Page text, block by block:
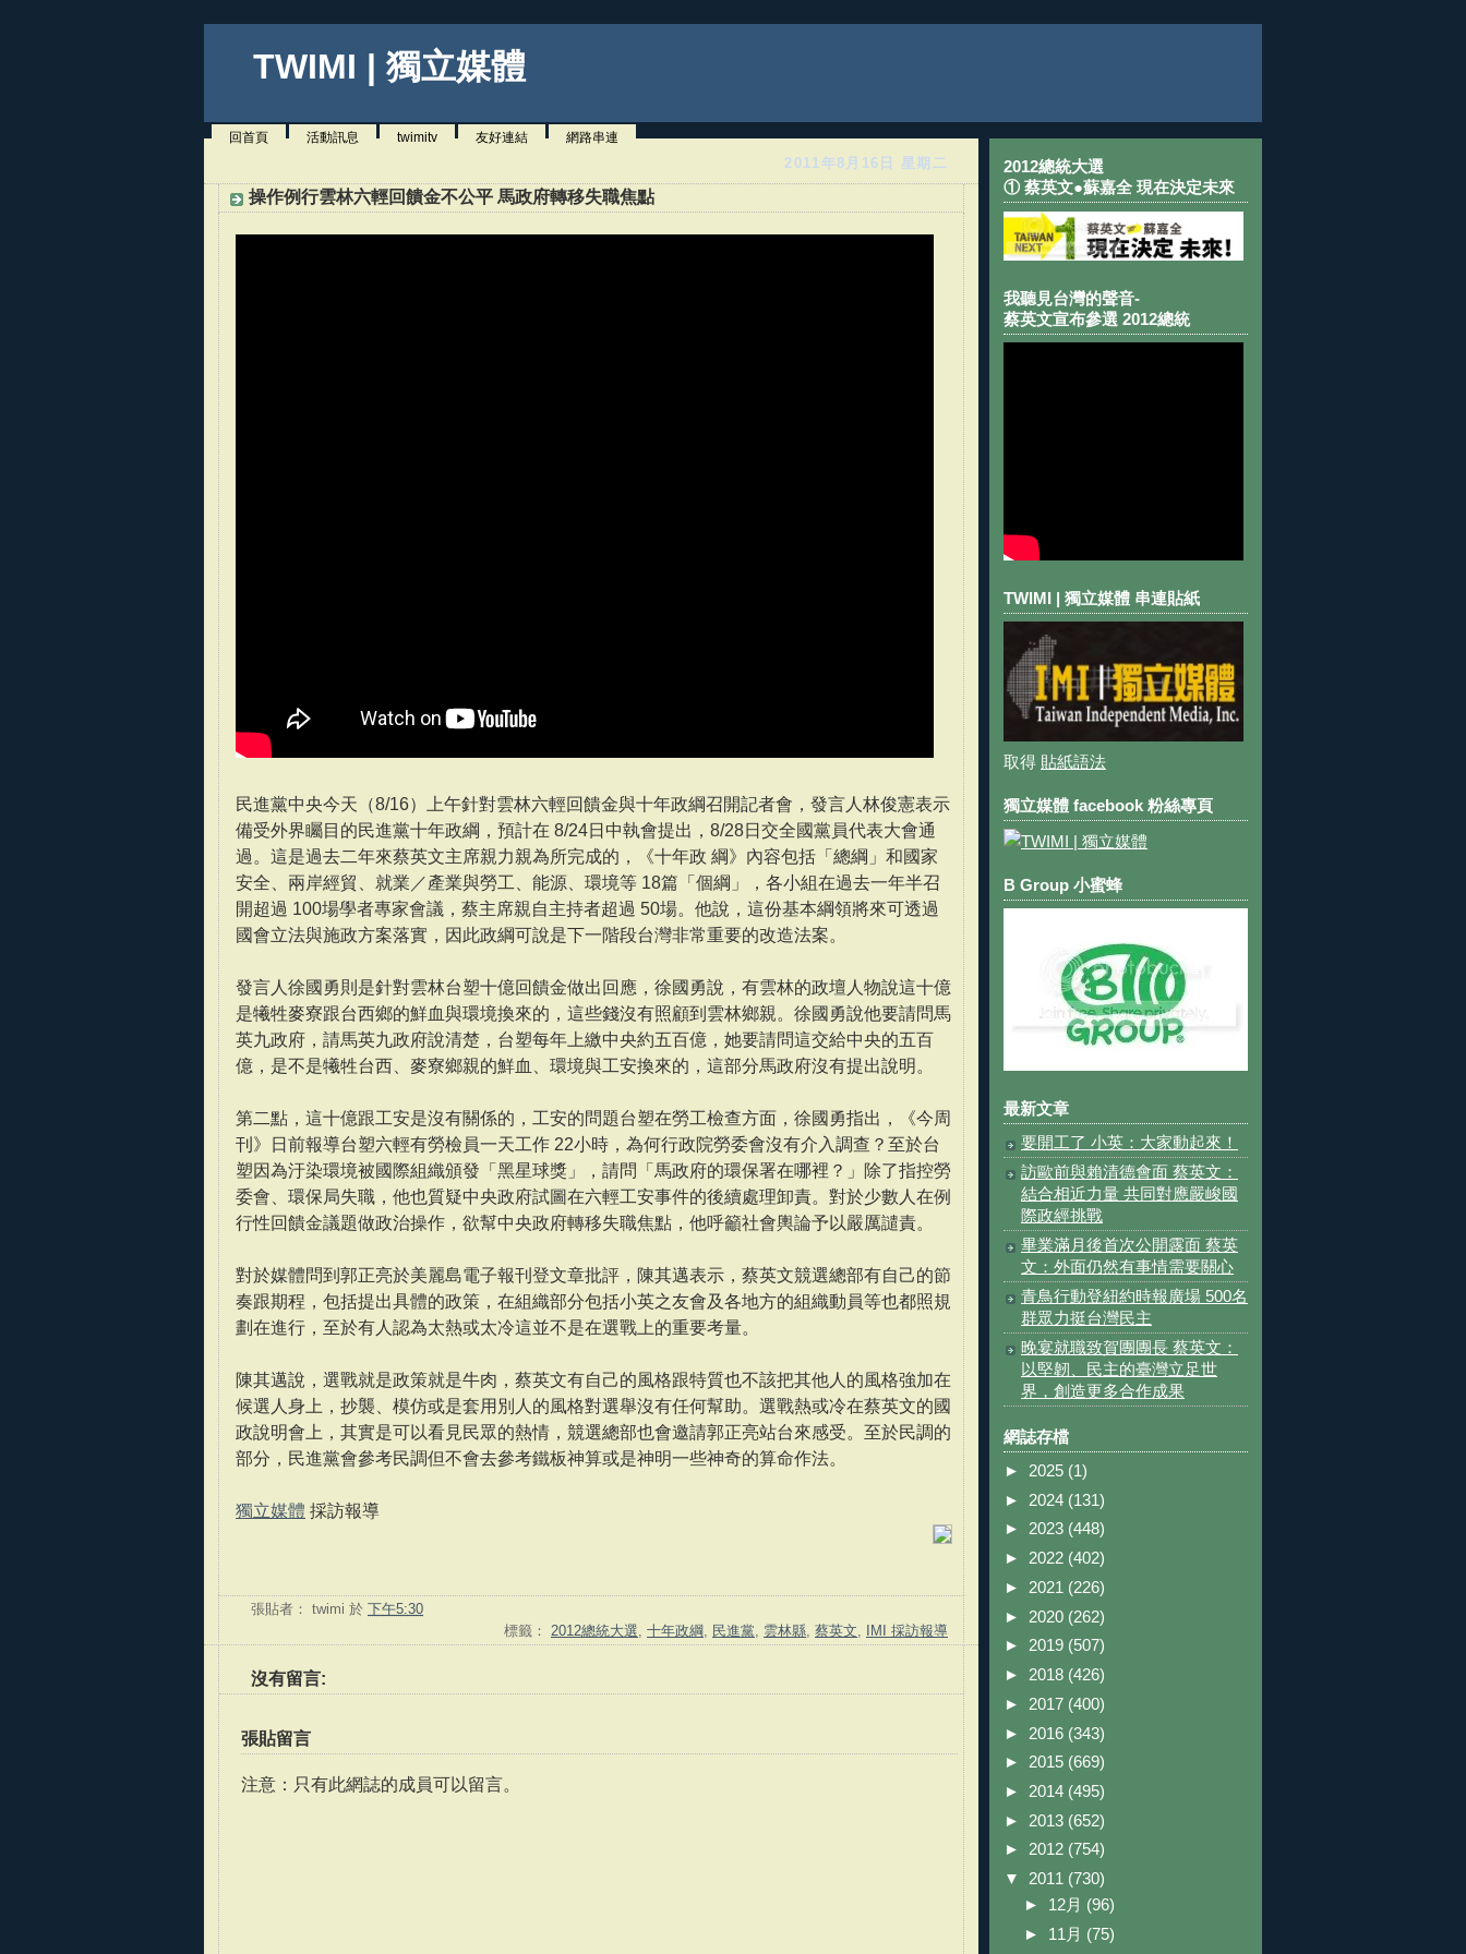
TWIMI | 獨立媒體
回首頁 活動訊息 twimitv 友好連結 網路串連
2011年8月16日 星期二
操作例行雲林六輕回饋金不公平 馬政府轉移失職焦點
民進黨中央今天（8/16）上午針對雲林六輕回饋金與十年政綱召開記者會，發言人林俊憲表示
備受外界矚目的民進黨十年政綱，預計在 8/24日中執會提出，8/28日交全國黨員代表大會通
過。這是過去二年來蔡英文主席親力親為所完成的，《十年政 綱》內容包括「總綱」和國家
安全、兩岸經貿、就業／產業與勞工、能源、環境等 18篇「個綱」，各小組在過去一年半召
開超過 100場學者專家會議，蔡主席親自主持者超過 50場。他說，這份基本綱領將來可透過
國會立法與施政方案落實，因此政綱可說是下一階段台灣非常重要的改造法案。
發言人徐國勇則是針對雲林台塑十億回饋金做出回應，徐國勇說，有雲林的政壇人物說這十億
是犧牲麥寮跟台西鄉的鮮血與環境換來的，這些錢沒有照顧到雲林鄉親。徐國勇說他要請問馬
英九政府，請馬英九政府說清楚，台塑每年上繳中央約五百億，她要請問這交給中央的五百
億，是不是犧牲台西、麥寮鄉親的鮮血、環境與工安換來的，這部分馬政府沒有提出說明。
第二點，這十億跟工安是沒有關係的，工安的問題台塑在勞工檢查方面，徐國勇指出，《今周
刊》日前報導台塑六輕有勞檢員一天工作 22小時，為何行政院勞委會沒有介入調查？至於台
塑因為汙染環境被國際組織頒發「黑星球獎」，請問「馬政府的環保署在哪裡？」除了指控勞
委會、環保局失職，他也質疑中央政府試圖在六輕工安事件的後續處理卸責。對於少數人在例
行性回饋金議題做政治操作，欲幫中央政府轉移失職焦點，他呼籲社會輿論予以嚴厲譴責。
對於媒體問到郭正亮於美麗島電子報刊登文章批評，陳其邁表示，蔡英文競選總部有自己的節
奏跟期程，包括提出具體的政策，在組織部分包括小英之友會及各地方的組織動員等也都照規
劃在進行，至於有人認為太熱或太冷這並不是在選戰上的重要考量。
陳其邁說，選戰就是政策就是牛肉，蔡英文有自己的風格跟特質也不該把其他人的風格強加在
候選人身上，抄襲、模仿或是套用別人的風格對選舉沒有任何幫助。選戰熱或冷在蔡英文的國
政說明會上，其實是可以看見民眾的熱情，競選總部也會邀請郭正亮站台來感受。至於民調的
部分，民進黨會參考民調但不會去參考鐵板神算或是神明一些神奇的算命作法。
獨立媒體 採訪報導
張貼者： twimi 於 下午5:30
標籤： 2012總統大選 十年政綱 民進黨 雲林縣 蔡英文 IMI 採訪報導
沒有留言:
張貼留言
注意：只有此網誌的成員可以留言。
2012總統大選
① 蔡英文●蘇嘉全 現在決定未來
我聽見台灣的聲音-
蔡英文宣布參選 2012總統
TWIMI | 獨立媒體 串連貼紙
取得 貼紙語法
獨立媒體 facebook 粉絲專頁
B Group 小蜜蜂
最新文章
要開工了 小英：大家動起來！
訪歐前與賴清德會面 蔡英文：
結合相近力量 共同對應嚴峻國
際政經挑戰
畢業滿月後首次公開露面 蔡英
文：外面仍然有事情需要關心
青鳥行動登紐約時報廣場 500名
群眾力挺台灣民主
晚宴就職致賀團團長 蔡英文：
以堅韌、民主的臺灣立足世
界，創造更多合作成果
網誌存檔
► 2025 (1)
► 2024 (131)
► 2023 (448)
► 2022 (402)
► 2021 (226)
► 2020 (262)
► 2019 (507)
► 2018 (426)
► 2017 (400)
► 2016 (343)
► 2015 (669)
► 2014 (495)
► 2013 (652)
► 2012 (754)
▼ 2011 (730)
► 12月 (96)
► 11月 (75)